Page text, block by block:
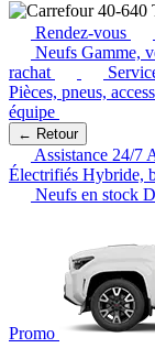
Rendez-vous
Neufs Gamme,
rachat
Pièces, pneus,
équipe
← Retour
Assistance 24/7
Électrifiés Hybride,
Neufs en stock
Promo